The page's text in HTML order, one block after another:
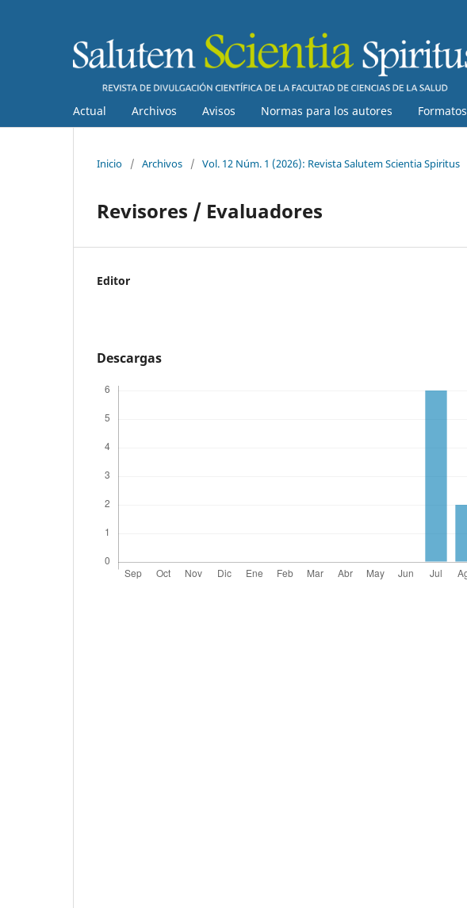
Actual Archivos Avisos Normas para los autores Formatos
Inicio / Archivos / Vol. 12 Núm. 1 (2026): Revista Salutem Scientia Spiritus
Revisores / Evaluadores
Editor
Descargas